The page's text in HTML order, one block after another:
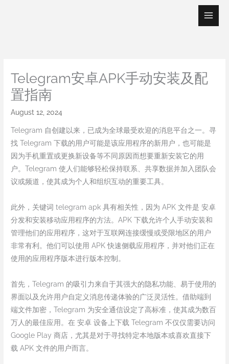
Telegram安卓APK手动安装及配
置指南
August 12, 2024
Telegram 自创建以来，已成为全球最受欢迎的消息平台之一。寻
找 Telegram 下载的用户可能是该应用程序的新用户，也可能是
因为手机重置或更换新设备等不同原因而想要重新安装它的用
户。Telegram 使人们能够轻松保持联系、共享数据并加入团队会
议或频道，使其成为个人和组织互动的重要工具。
此外，关键词 telegram apk 具有相关性，因为 APK 文件是 安卓
分发和安装移动应用程序的方法。APK 下载允许个人手动安装和
管理他们的应用程序，这对于互联网连接缓慢或受限地区的用户
非常有利。他们可以使用 APK 快速侧载应用程序，并对他们正在
使用的应用程序版本进行版本控制。
首先，Telegram 的吸引力来自于其强大的隐私功能、易于使用的
界面以及允许用户自定义消息传递体验的广泛灵活性。借助端到
端文件加密，Telegram 为安全通信设定了高标准，使其成为数百
万人的最佳应用。在 安卓 设备上下载 Telegram 不仅仅需要访问
Google Play 商店，尤其是对于寻找特定本地版本或喜欢直接下
载 APK 文件的用户而言。